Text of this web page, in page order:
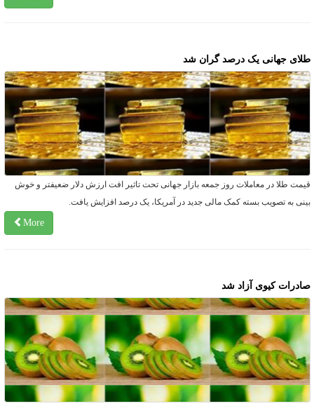
جهانی یک درصد گران شد
طلا در معاملات روز جمعه بازار جهانی تحت تاثیر افت ارزش دلار ضعیفتر و خوش
به تصویب بسته کمک مالی جدید در آمریکا، یک درصد افزایش یافت.
More
کیوی آزاد شد